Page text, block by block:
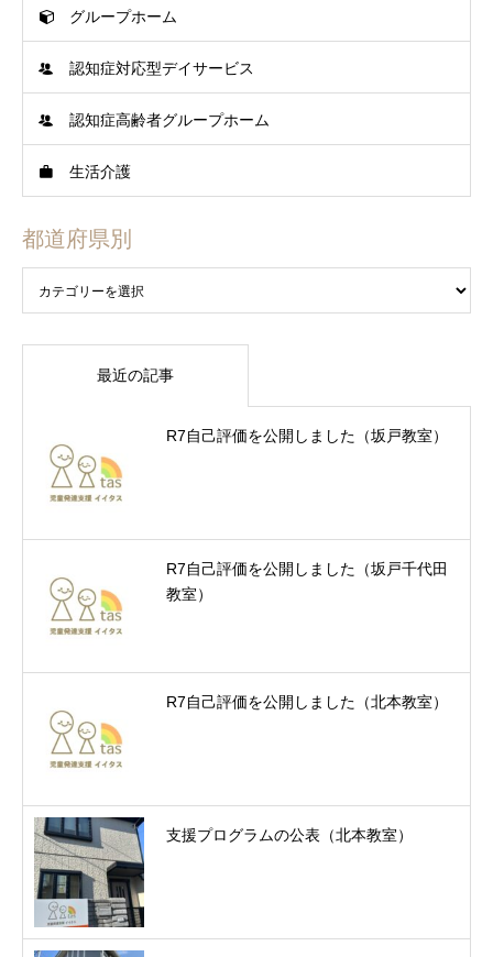
グループホーム
認知症対応型デイサービス
認知症高齢者グループホーム
生活介護
都道府県別
最近の記事
R7自己評価を公開しました（坂戸教室）
R7自己評価を公開しました（坂戸千代田
教室）
R7自己評価を公開しました（北本教室）
支援プログラムの公表（北本教室）